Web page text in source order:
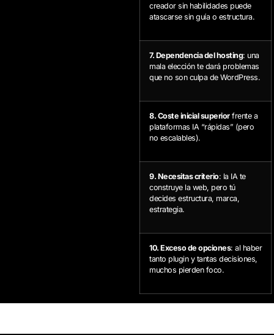
creador sin habilidades puede
atascarse sin guía o estructura.
7. Dependencia del hosting: una
mala elección te dará problemas
que no son culpa de WordPress.
8. Coste inicial superiorfrente a
plataformas IA “rápidas” (pero
no escalables).
9. Necesitas criterio: la IA te
construye la web, pero tú
decides estructura, marca,
estrategia.
10. Exceso de opciones: al haber
tanto plugin y tantas decisiones,
muchos pierden foco.